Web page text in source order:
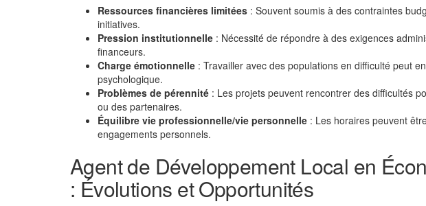
Ressources financières limitées : Souvent soumis à des contraintes
initiatives.
Pression institutionnelle : Nécessité de répondre à des exigences
financeurs.
Charge émotionnelle : Travailler avec des populations en difficulté peut
psychologique.
Problèmes de pérennité : Les projets peuvent rencontrer des difficultés
ou des partenaires.
Équilibre vie professionnelle/vie personnelle : Les horaires peuvent
engagements personnels.
Agent de Développement Local en
: Évolutions et Opportunités